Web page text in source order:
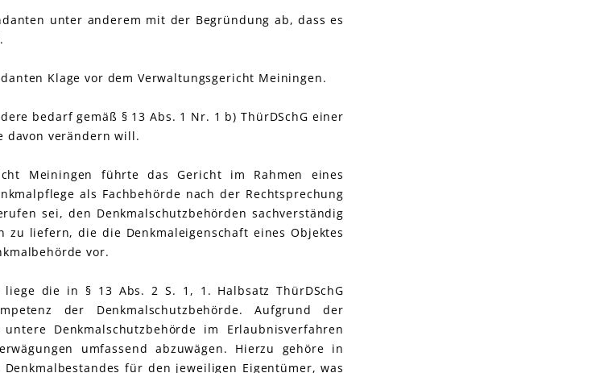
unter anderem mit der Begründung ab, dass es
Klage vor dem Verwaltungsgericht Meiningen.
bedarf gemäß § 13 Abs. 1 Nr. 1 b) ThürDSchG einer
davon verändern will.
Meiningen führte das Gericht im Rahmen eines
als Fachbehörde nach der Rechtsprechung
sei, den Denkmalschutzbehörden sachverständig
liefern, die die Denkmaleigenschaft eines Objektes
vor.
die in § 13 Abs. 2 S. 1, 1. Halbsatz ThürDSchG
der Denkmalschutzbehörde. Aufgrund der
Denkmalschutzbehörde im Erlaubnisverfahren
umfassend abzuwägen. Hierzu gehöre in
für den jeweiligen Eigentümer, was